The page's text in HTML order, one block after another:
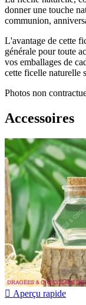
donner une touche
communion,
L'avantage de cette
générale pour toute
vos emballages de
cette ficelle naturelle
Photos non
Accessoires
 Aperçu rapide